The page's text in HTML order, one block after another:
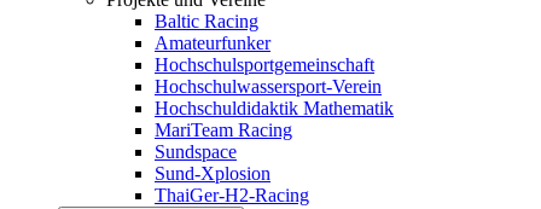
Baltic Racing
Amateurfunker
Hochschulsportgemeinschaft
Hochschulwassersport-Verein
Hochschuldidaktik Mathematik
MariTeam Racing
Sundspace
Sund-Xplosion
ThaiGer-H2-Racing